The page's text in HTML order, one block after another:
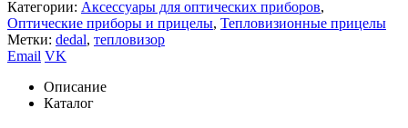
Категории: Аксессуары для оптических приборов,
Оптические приборы и прицелы, Тепловизионные прицелы
Метки: dedal, тепловизор
Email VK
Описание
Каталог